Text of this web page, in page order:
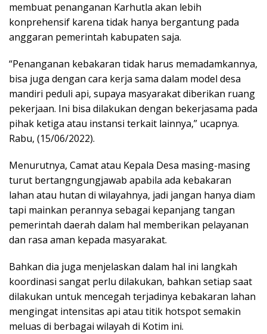
membuat penanganan Karhutla akan lebih
konprehensif karena tidak hanya bergantung pada
anggaran pemerintah kabupaten saja.
“Penanganan kebakaran tidak harus memadamkannya,
bisa juga dengan cara kerja sama dalam model desa
mandiri peduli api, supaya masyarakat diberikan ruang
pekerjaan. Ini bisa dilakukan dengan bekerjasama pada
pihak ketiga atau instansi terkait lainnya,” ucapnya.
Rabu, (15/06/2022).
Menurutnya, Camat atau Kepala Desa masing-masing
turut bertangngungjawab apabila ada kebakaran
lahan atau hutan di wilayahnya, jadi jangan hanya diam
tapi mainkan perannya sebagai kepanjang tangan
pemerintah daerah dalam hal memberikan pelayanan
dan rasa aman kepada masyarakat.
Bahkan dia juga menjelaskan dalam hal ini langkah
koordinasi sangat perlu dilakukan, bahkan setiap saat
dilakukan untuk mencegah terjadinya kebakaran lahan
mengingat intensitas api atau titik hotspot semakin
meluas di berbagai wilayah di Kotim ini.